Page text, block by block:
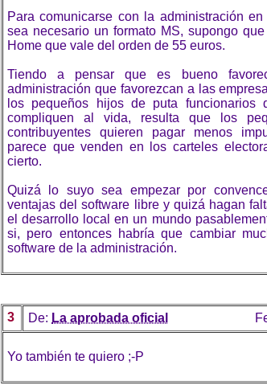
Para comunicarse con la administración
sea necesario un formato MS, supongo
Home que vale del orden de 55 euros.
Tiendo a pensar que es bueno
administración que favorezcan a las
los pequeños hijos de puta funcionarios
compliquen al vida, resulta que los
contribuyentes quieren pagar menos
parece que venden en los carteles
cierto.
Quizá lo suyo sea empezar por
ventajas del software libre y quizá hagan
el desarrollo local en un mundo
si, pero entonces habría que cambiar
software de la administración.
3 De: La aprobada oficial
Yo también te quiero ;-P